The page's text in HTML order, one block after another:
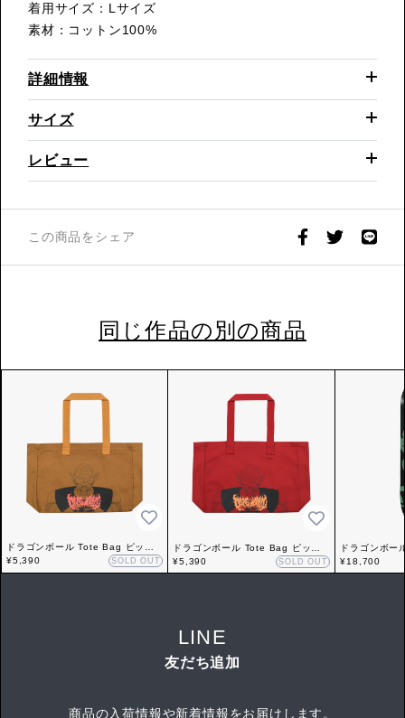
着用サイズ：Lサイズ
素材：コットン100%
詳細情報
サイズ
レビュー
この商品をシェア
同じ作品の別の商品
ドラゴンボール Tote Bag ピッコ
ロ大魔王 ブラウン
¥5,390 SOLD OUT
ドラゴンボール Tote Bag ピッコ
ロ大魔王 レッド
¥5,390 SOLD OUT
ドラゴンボ
ピッコロ大魔
¥18,700
LINE
友だち追加
商品の入荷情報や新着情報をお届けします。